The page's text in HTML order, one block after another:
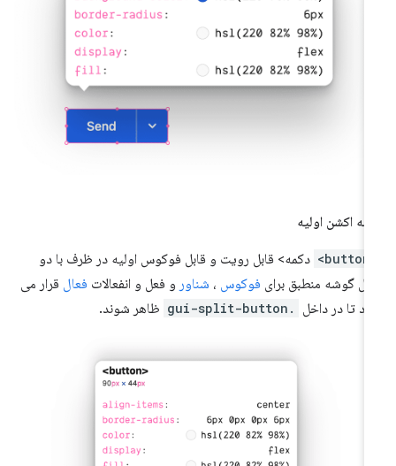
اکشن اولیه
دکمه> قابل رویت و قابل فوکوس اولیه در ظرف با دو
گوشه منطبق برایفوکوس،شناورو فعل و انفعالاتفعالقرار می
تا در داخل .gui-split-button ظاهر شوند.